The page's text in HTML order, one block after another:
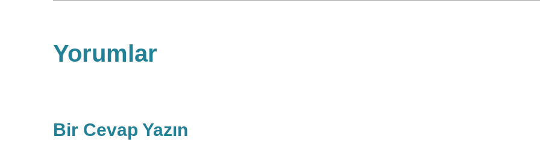
Yorumlar
Bir Cevap Yazın